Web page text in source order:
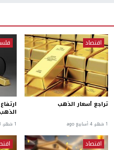
اقتصاد
تراجع أسعار الذهب
1 شهر، 4 أسابيع ago 1 شهر، 3 أسابيع ago
اقتصاد